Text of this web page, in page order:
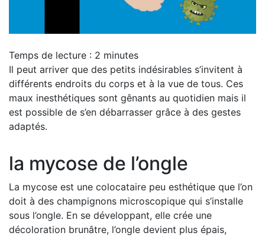
Temps de lecture : 2 minutes
Il peut arriver que des petits indésirables s’invitent à
différents endroits du corps et à la vue de tous. Ces
maux inesthétiques sont gênants au quotidien mais il
est possible de s’en débarrasser grâce à des gestes
adaptés.
la mycose de l’ongle
La mycose est une colocataire peu esthétique que l’on
doit à des champignons microscopique qui s’installe
sous l’ongle. En se développant, elle crée une
décoloration brunâtre, l’ongle devient plus épais,